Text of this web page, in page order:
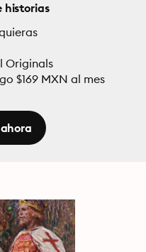
historias
Originals
$169 MXN al mes